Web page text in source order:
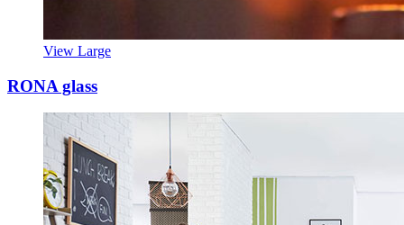
View Large
RONA glass